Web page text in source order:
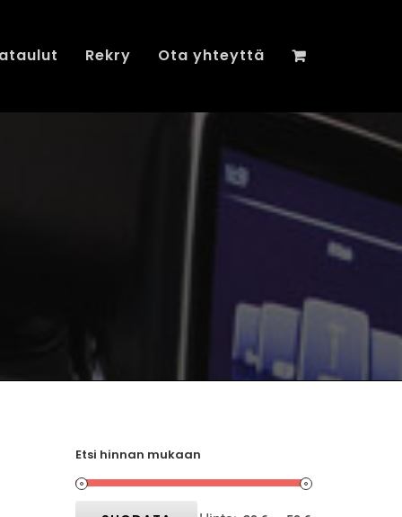
Rekry Ota yhteyttä
Etsi hinnan mukaan